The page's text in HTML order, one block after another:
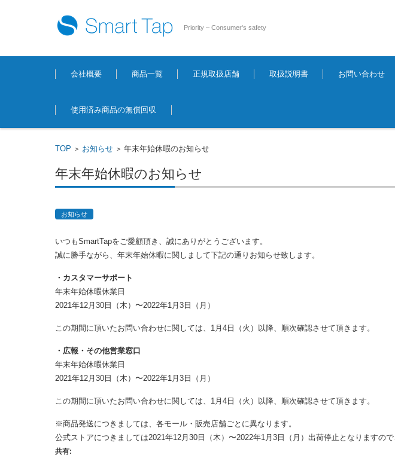
Priority – Consumer's safety
コンテンツに移動
会社概要
商品一覧 正規取扱店舗 取扱説明書 お問い合わせ
使用済み商品の無償回収
TOP > お知らせ > 年末年始休暇のお知らせ
年末年始休暇のお知らせ
お知らせ
いつもSmartTapをご愛顧頂き、誠にありがとうございます。
誠に勝手ながら、年末年始休暇に関しまして下記の通りお知らせ致します。
・カスタマーサポート
年末年始休暇休業日
2021年12月30日（木）〜2022年1月3日（月）
この期間に頂いたお問い合わせに関しては、1月4日（火）以降、順次確認させて頂きます。
・広報・その他営業窓口
年末年始休暇休業日
2021年12月30日（木）〜2022年1月3日（月）
この期間に頂いたお問い合わせに関しては、1月4日（火）以降、順次確認させて頂きます。
※商品発送につきましては、各モール・販売店舗ごとに異なります。
公式ストアにつきましては2021年12月30日（木）〜2022年1月3日（月）出荷停止となりますので
共有: